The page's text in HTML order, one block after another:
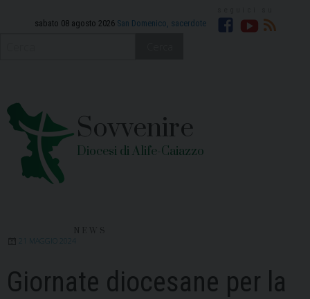
sabato 08 agosto 2026 San Domenico, sacerdote
Sovvenire
Diocesi di Alife-Caiazzo
21 MAGGIO 2024
Giornate diocesane per la